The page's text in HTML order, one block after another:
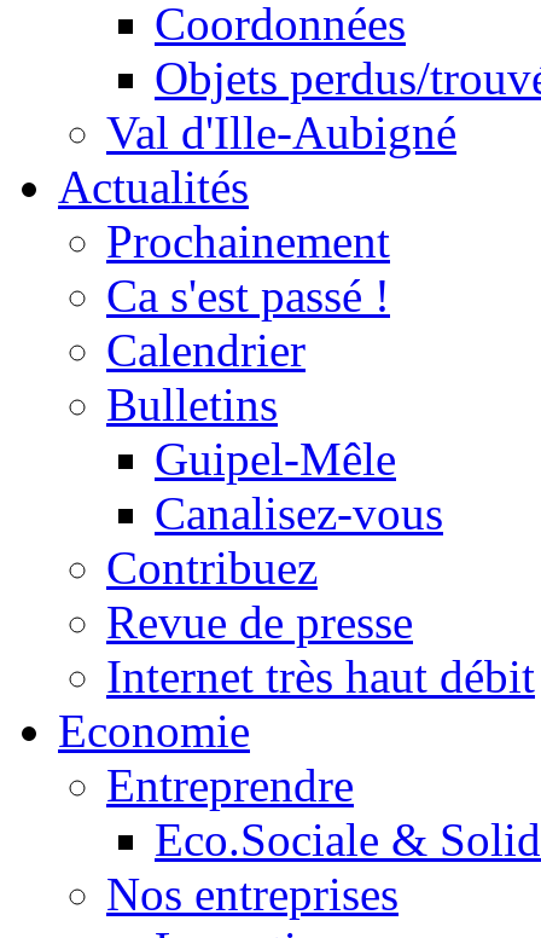
Coordonnées
Objets perdus/
Val d'Ille-Aubigné
Actualités
Prochainement
Ca s'est passé !
Calendrier
Bulletins
Guipel-Mêle
Canalisez-vous
Contribuez
Revue de presse
Internet très haut débit
Economie
Entreprendre
Eco.Sociale &
Nos entreprises